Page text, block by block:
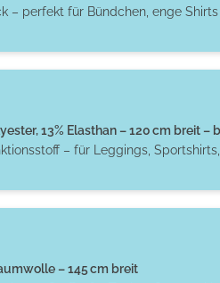
– perfekt für Bündchen, enge
13% Elasthan – 120 cm breit –
– für Leggings,
– 145 cm breit